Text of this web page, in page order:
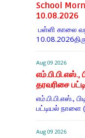
School
10.08.2026
பள்ளி காலை
Aug 09 2026
எம்.பி.பி.எஸ்.,
தரவரிசை
எம்.பி.பி.எஸ்.,
பட்டியல் நாளை
Aug 09 2026